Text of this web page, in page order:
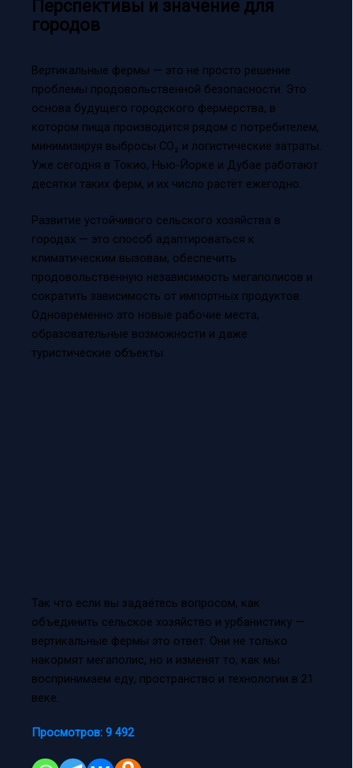
Перспективы и значение для
городов
Вертикальные фермы — это не просто решение
проблемы продовольственной безопасности. Это
основа будущего городского фермерства, в
котором пища производится рядом с потребителем,
минимизируя выбросы CO₂ и логистические затраты.
Уже сегодня в Токио, Нью-Йорке и Дубае работают
десятки таких ферм, и их число растёт ежегодно.
Развитие устойчивого сельского хозяйства в
городах — это способ адаптироваться к
климатическим вызовам, обеспечить
продовольственную независимость мегаполисов и
сократить зависимость от импортных продуктов.
Одновременно это новые рабочие места,
образовательные возможности и даже
туристические объекты.
Так что если вы задаётесь вопросом, как
объединить сельское хозяйство и урбанистику —
вертикальные фермы это ответ. Они не только
накормят мегаполис, но и изменят то, как мы
воспринимаем еду, пространство и технологии в 21
веке.
Просмотров: 9 492